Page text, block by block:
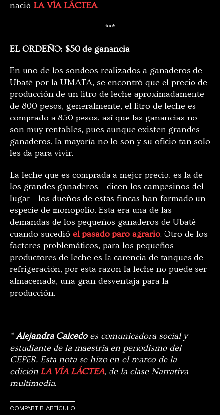
nació LA VÍA LÁCTEA.
***
EL ORDEÑO: $50 de ganancia
En uno de los sondeos realizados a ganaderos de
Ubaté por la UMATA, se encontró que el precio de
producción de un litro de leche aproximadamente
de 800 pesos, generalmente, el litro de leche es
comprado a 850 pesos, así que las ganancias no
son muy rentables, pues aunque existen grandes
ganaderos, la mayoría no lo son y su oficio tan solo
les da para vivir.
La leche que es comprada a mejor precio, es la de
los grandes ganaderos —dicen los campesinos del
lugar— los dueños de estas fincas han formado un
especie de monopolio. Esta era una de las
demandas de los pequeños ganaderos de Ubaté
cuando sucedió el pasado paro agrario. Otro de los
factores problemáticos, para los pequeños
productores de leche es la carencia de tanques de
refrigeración, por esta razón la leche no puede ser
almacenada, una gran desventaja para la
producción.
*Alejandra Caicedoes comunicadora social y
estudiante de la maestría en periodismo del
CEPER. Esta nota se hizo en el marco de la
ediciónLA VÍA LÁCTEA, de la clase Narrativa
multimedia.
COMPARTIR ARTÍCULO